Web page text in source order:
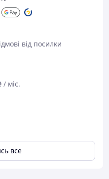
об/хв
125-2500
від посилки
/ міс.
все